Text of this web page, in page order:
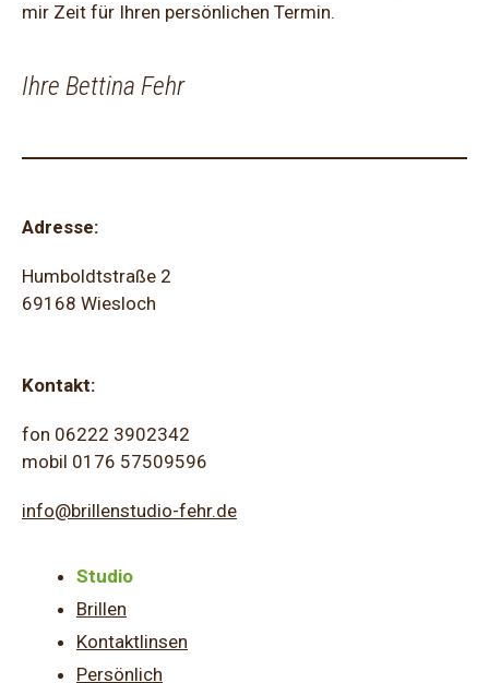
mir Zeit für Ihren persönlichen Termin.
Ihre Bettina Fehr
Adresse:
Humboldtstraße 2
69168 Wiesloch
Kontakt:
fon 06222 3902342
mobil 0176 57509596
info@brillenstudio-fehr.de
Studio
Brillen
Kontaktlinsen
Persönlich